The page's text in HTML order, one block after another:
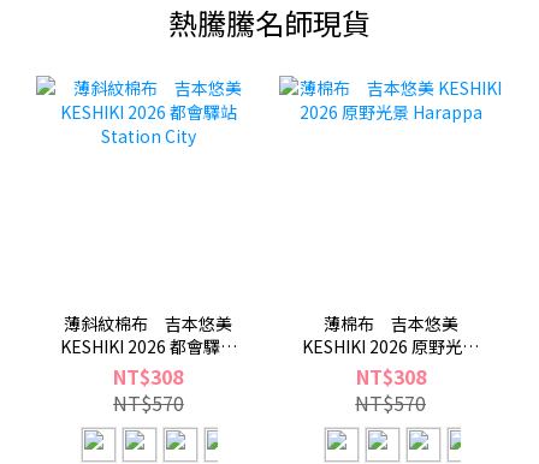
熱騰騰名師現貨
薄斜紋棉布 吉本悠美
KESHIKI 2026 都會驛站
Station City
NT$308
NT$570
薄棉布 吉本悠美
KESHIKI 2026 原野光景
Harappa
NT$308
NT$570